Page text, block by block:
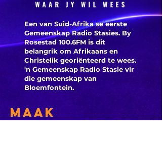
Een van Suid-Afrika se eerste
Gemeenskap Radio Stasies. By
Rosestad 100.6FM is dit
belangrik om Afrikaans en
Christelik georiënteerd te wees.
'n Gemeenskap Radio Stasie vir
die gemeenskap van
Bloemfontein.
Maak